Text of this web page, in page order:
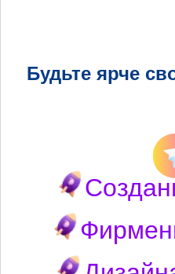
Будьте ярче